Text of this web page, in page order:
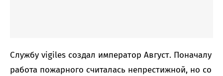
Службу vigiles создал император Август. Поначалу
работа пожарного считалась непрестижной, но со